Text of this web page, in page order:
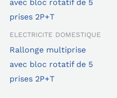
ELECTRICITE DOMESTIQUE
Rallonge multiprise
avec bloc rotatif de 5
prises 2P+T